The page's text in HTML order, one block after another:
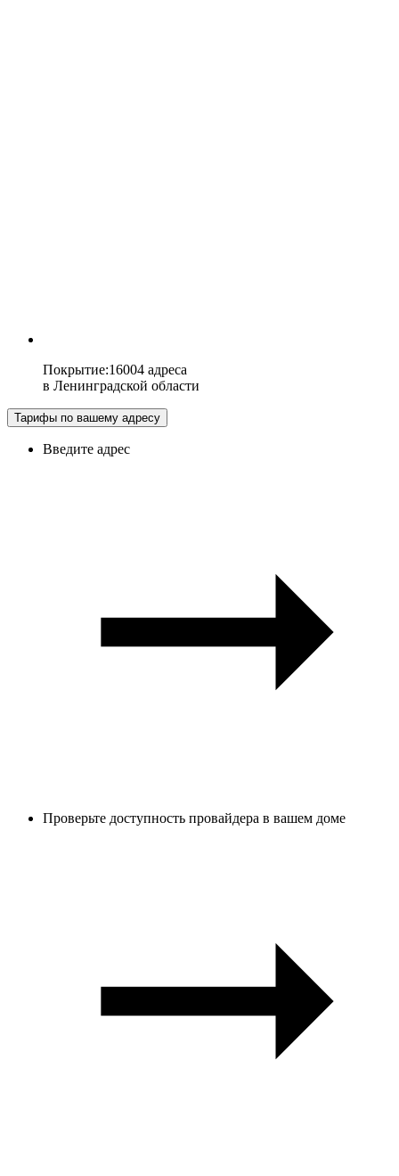
Покрытие:16004 адреса
в Ленинградской области
Тарифы по вашему адресу
Введите адрес
Проверьте доступность провайдера в вашем доме